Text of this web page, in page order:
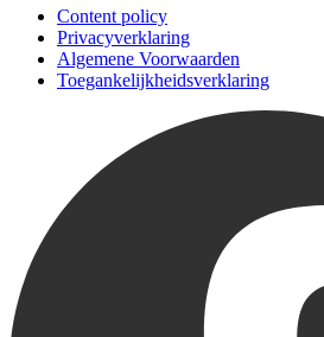
Content policy
Privacyverklaring
Algemene Voorwaarden
Toegankelijkheidsverklaring